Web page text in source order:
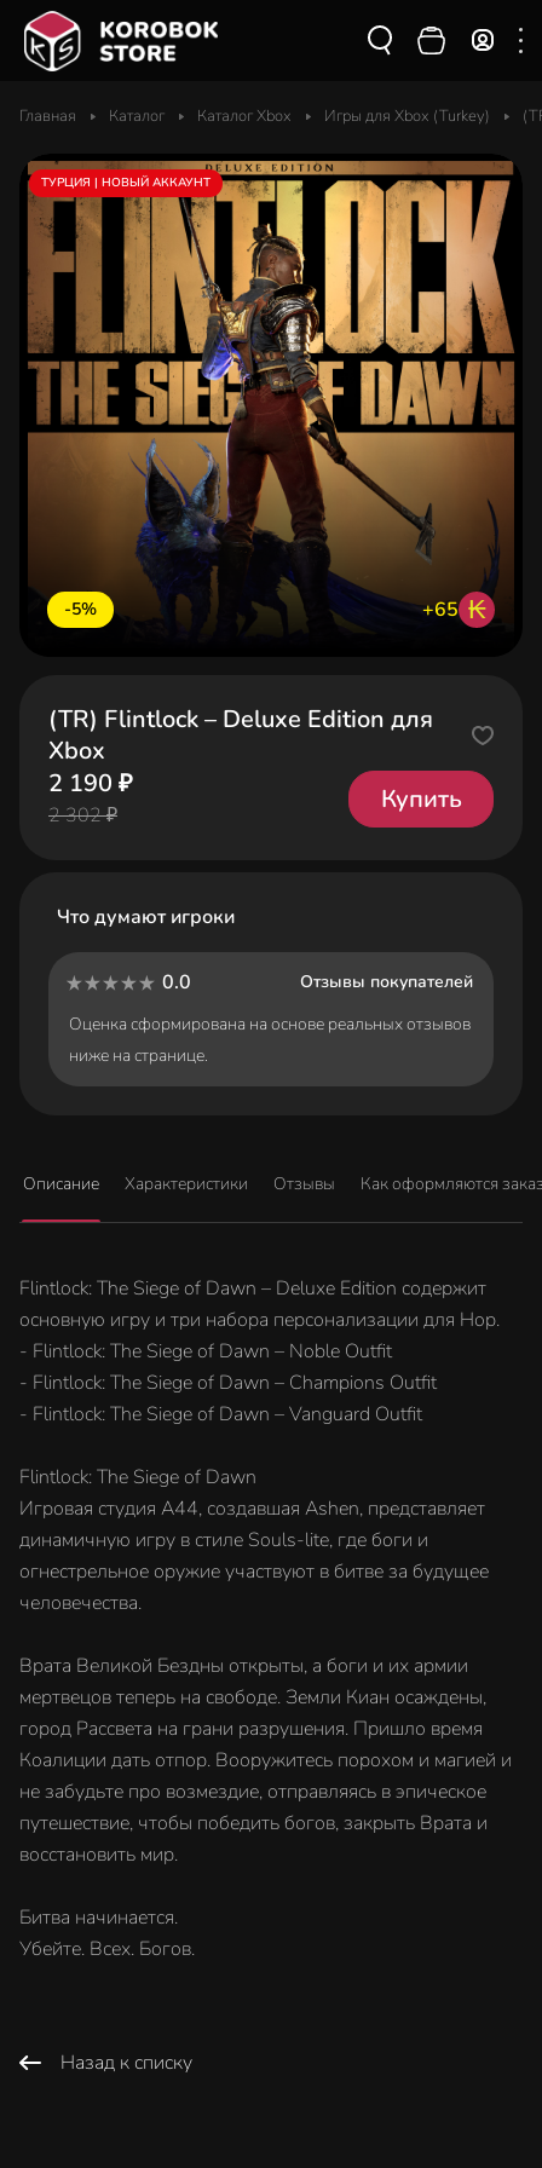
Главная Каталог Каталог Xbox Игры для Xbox (Turkey)
-5% +65 ₭
ТУРЦИЯ | НОВЫЙ АККАУНТ
(TR) Flintlock – Deluxe Edition для
Xbox
2 190 ₽
2 302 ₽
Купить
Что думают игроки
0.0
Отзывы покупателей
Оценка сформирована на основе реальных отзывов
ниже на странице.
Описание Характеристики Отзывы Как оформляются
Flintlock: The Siege of Dawn – Deluxe Edition содержит
основную игру и три набора персонализации для Нор.
- Flintlock: The Siege of Dawn – Noble Outfit
- Flintlock: The Siege of Dawn – Champions Outfit
- Flintlock: The Siege of Dawn – Vanguard Outfit
Flintlock: The Siege of Dawn
Игровая студия A44, создавшая Ashen, представляет
динамичную игру в стиле Souls-lite, где боги и
огнестрельное оружие участвуют в битве за будущее
человечества.
Врата Великой Бездны открыты, а боги и их армии
мертвецов теперь на свободе. Земли Киан осаждены,
город Рассвета на грани разрушения. Пришло время
Коалиции дать отпор. Вооружитесь порохом и магией и
не забудьте про возмездие, отправляясь в эпическое
путешествие, чтобы победить богов, закрыть Врата и
восстановить мир.
Битва начинается.
Убейте. Всех. Богов.
Назад к списку